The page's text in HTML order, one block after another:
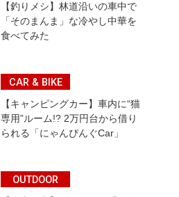
【釣りメシ】林道沿いの車中で
「そのまんま」な冷やし中華を
食べてみた
CAR & BIKE
【キャンピングカー】車内に“猫
専用”ルーム!? 2万円台から借り
られる「にゃんぴんぐCar」
OUTDOOR